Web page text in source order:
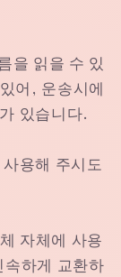
을 읽을 수 있
어, 운송시에
있습니다.
용해 주시도
자체에 사용
하게 교환하